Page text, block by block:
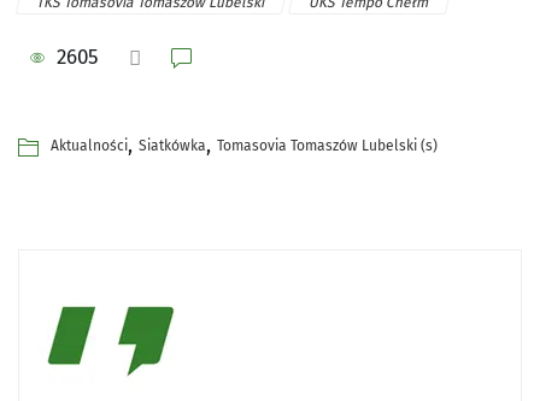
2605
Aktualności, Siatkówka, Tomasovia Tomaszów Lubelski (s)